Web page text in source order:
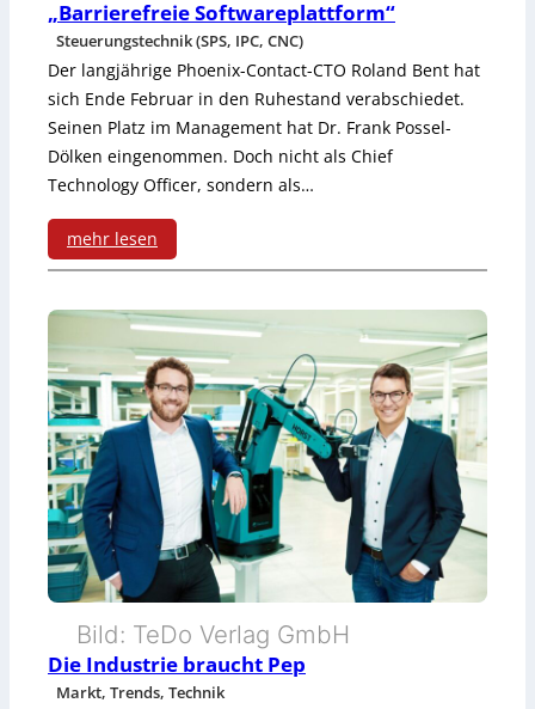
n
c
h
e
n
s
c
h
l
e
c
h
t
e
r
„Barrierefreie Softwareplattform“
Steuerungstechnik (SPS, IPC, CNC)
Der langjährige Phoenix-Contact-CTO Roland Bent hat
sich Ende Februar in den Ruhestand verabschiedet.
Seinen Platz im Management hat Dr. Frank Possel-
Dölken eingenommen. Doch nicht als Chief
Technology Officer, sondern als…
mehr lesen
:
„
B
a
r
r
i
e
r
e
Bild: TeDo Verlag GmbH
Die Industrie braucht Pep
Markt, Trends, Technik